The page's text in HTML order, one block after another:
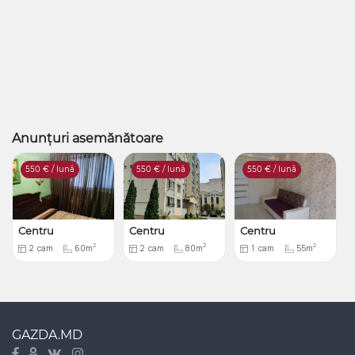
Anunțuri asemănătoare
550 € / lună
Centru
2 cam 60m2
550 € / lună
Centru
2 cam 80m2
550 € / lună
Centru
1 cam 55m2
GAZDA.MD